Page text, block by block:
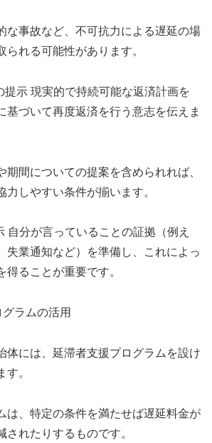
な事故など、不可抗力による遅延の場
られる可能性があります。
提示 現実的で持続可能な返済計画を
基づいて再度返済を行う意志を伝えま
期間についての提案を含められれば、
力しやすい条件が揃います。
自分が言っていることの証拠（例え
失業通知など）を準備し、これによっ
得ることが重要です。
ラムの活用
体には、延滞者支援プログラムを設け
す。
は、特定の条件を満たせば遅延料金が
されたりするものです。